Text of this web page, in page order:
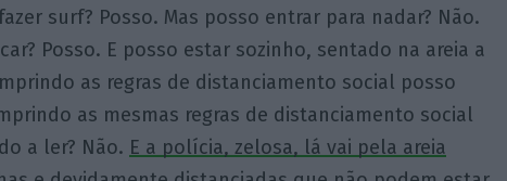
surf? Posso. Mas posso entrar para nadar? Não.
Posso. E posso estar sozinho, sentado na areia a
as regras de distanciamento social posso
as mesmas regras de distanciamento social
a ler? Não. E a polícia, zelosa, lá vai pela areia